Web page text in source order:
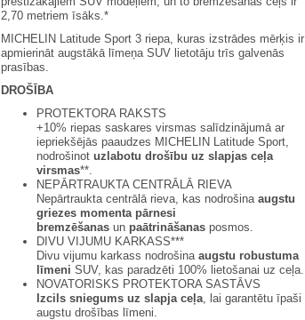
2,70 metriem īsāks.*
MICHELIN Latitude Sport 3 riepa, kuras izstrādes mērķis ir
apmierināt augstākā līmeņa SUV lietotāju trīs galvenās
prasības.
DROŠĪBA
PROTEKTORA RAKSTS
+10% riepas saskares virsmas salīdzinājumā ar
iepriekšējās paaudzes MICHELIN Latitude Sport,
nodrošinot uzlabotu drošību uz slapjas ceļa
virsmas**.
NEPĀRTRAUKTA CENTRĀLĀ RIEVA
Nepārtraukta centrālā rieva, kas nodrošina augstu
griezes momenta pārnesi
bremzēšanas un paātrināšanas posmos.
DIVU VIJUMU KARKASS***
Divu vijumu karkass nodrošina augstu robustuma
līmeni SUV, kas paradzēti 100% lietošanai uz ceļa.
NOVATORISKS PROTEKTORA SASTĀVS
Izcils sniegums uz slapja ceļa, lai garantētu īpaši
augstu drošības līmeni.